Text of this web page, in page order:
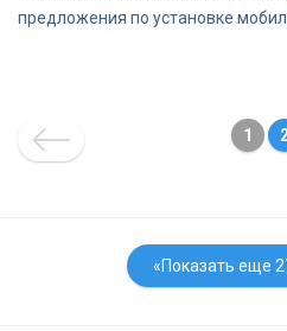
предложения по установке
1
«Показать еще